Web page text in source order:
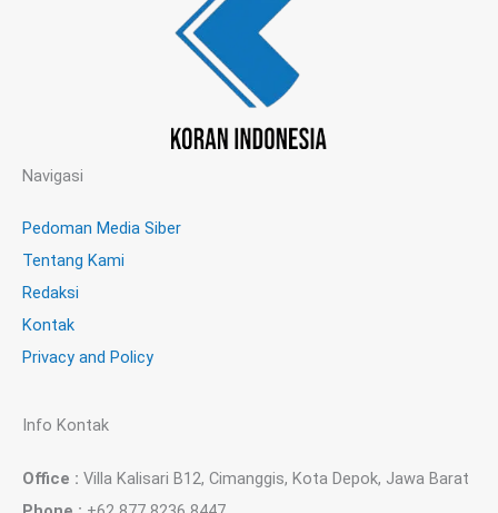
Navigasi
Pedoman Media Siber
Tentang Kami
Redaksi
Kontak
Privacy and Policy
Info Kontak
Office : Villa Kalisari B12, Cimanggis, Kota Depok, Jawa Barat